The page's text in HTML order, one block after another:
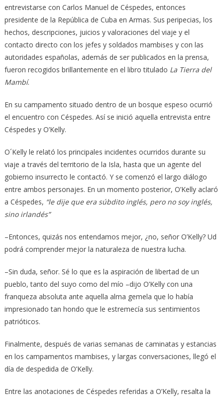
entrevistarse con Carlos Manuel de Céspedes, entonces
presidente de la República de Cuba en Armas. Sus peripecias, los
hechos, descripciones, juicios y valoraciones del viaje y el
contacto directo con los jefes y soldados mambises y con las
autoridades españolas, además de ser publicados en la prensa,
fueron recogidos brillantemente en el libro titulado La Tierradel
Mambí.
En su campamento situado dentro de un bosque espeso ocurrió
el encuentro con Céspedes. Así se inició aquella entrevista entre
Céspedes y O’Kelly.
O´Kelly le relató los principales incidentes ocurridos durante su
viaje a través del territorio de la Isla, hasta que un agente del
gobierno insurrecto le contactó. Y se comenzó el largo diálogo
entre ambos personajes. En un momento posterior, O’Kelly aclaró
a Céspedes, “le dije que era súbdito inglés, pero no soy inglés,
sino irlandés”
–Entonces, quizás nos entendamos mejor, ¿no, señor O’Kelly? Ud
podrá comprender mejor la naturaleza de nuestra lucha.
–Sin duda, señor. Sé lo que es la aspiración de libertad de un
pueblo, tanto del suyo como del mío –dijo O’Kelly con una
franqueza absoluta ante aquella alma gemela que lo había
impresionado tan hondo que le estremecía sus sentimientos
patrióticos.
Finalmente, después de varias semanas de caminatas y estancias
en los campamentos mambises, y largas conversaciones, llegó el
día de despedida de O’Kelly.
Entre las anotaciones de Céspedes referidas a O’Kelly, resalta la